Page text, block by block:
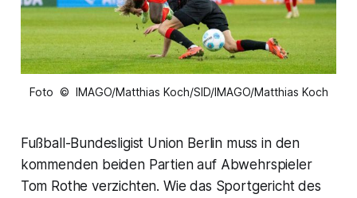
Foto © IMAGO/Matthias Koch/SID/IMAGO/Matthias Koch
Fußball-Bundesligist Union Berlin muss in den
kommenden beiden Partien auf Abwehrspieler
Tom Rothe verzichten. Wie das Sportgericht des